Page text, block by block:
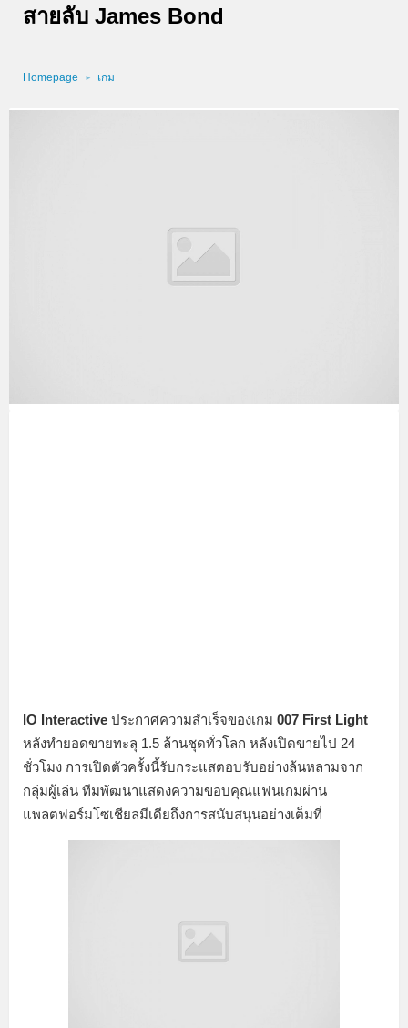
สายลับ James Bond
Homepage เกม
IO Interactive ประกาศความสำเร็จของเกม 007 First Light
หลังทำยอดขายทะลุ 1.5 ล้านชุดทั่วโลก หลังเปิดขายไป 24
ชั่วโมง การเปิดตัวครั้งนี้รับกระแสตอบรับอย่างล้นหลามจาก
กลุ่มผู้เล่น ทีมพัฒนาแสดงความขอบคุณแฟนเกมผ่าน
แพลตฟอร์มโซเชียลมีเดียถึงการสนับสนุนอย่างเต็มที่